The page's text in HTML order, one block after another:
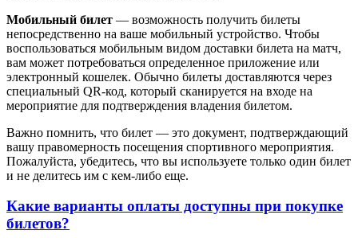
Мобильный билет — возможность получить билеты
непосредственно на ваше мобильный устройство. Чтобы
воспользоваться мобильным видом доставки билета на матч,
вам может потребоваться определенное приложение или
электронный кошелек. Обычно билеты доставляются через
специальный QR-код, который сканируется на входе на
мероприятие для подтверждения владения билетом.
Важно помнить, что билет — это документ, подтверждающий
вашу правомерность посещения спортивного мероприятия.
Пожалуйста, убедитесь, что вы используете только один билет
и не делитесь им с кем-либо еще.
Какие варианты оплаты доступны при покупке
билетов?